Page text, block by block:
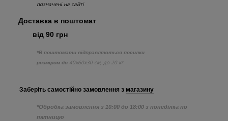
позначені на сайті
Доставка в поштомат
від 90 грн
*В поштомати відправляються посилки
розміром до 40х60х30 см, до 20 кг
Заберіть самостійно замовлення з магазину
*Обробка замовлення з 10:00 до 18:00 з понеділка по
пятницю